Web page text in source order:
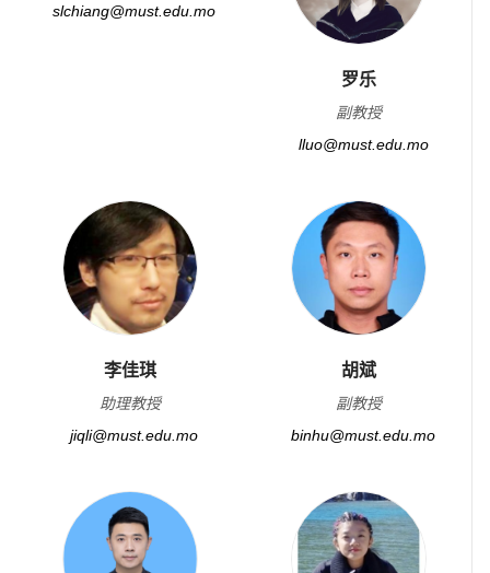
slchiang@must.edu.mo
罗乐
副教授
lluo@must.edu.mo
李佳琪
助理教授
jiqli@must.edu.mo
胡斌
副教授
binhu@must.edu.mo